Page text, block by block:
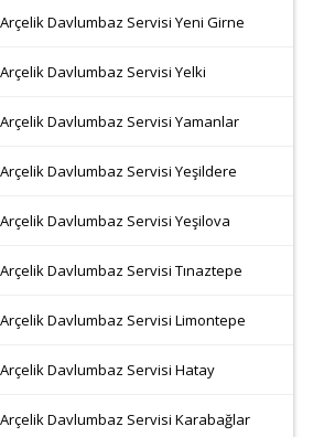
Arçelik Davlumbaz Servisi Yeni Girne
Arçelik Davlumbaz Servisi Yelki
Arçelik Davlumbaz Servisi Yamanlar
Arçelik Davlumbaz Servisi Yeşildere
Arçelik Davlumbaz Servisi Yeşilova
Arçelik Davlumbaz Servisi Tınaztepe
Arçelik Davlumbaz Servisi Limontepe
Arçelik Davlumbaz Servisi Hatay
Arçelik Davlumbaz Servisi Karabağlar